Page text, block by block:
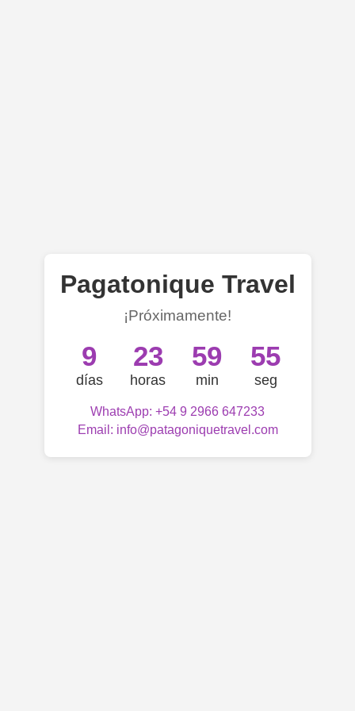
Pagatonique Travel
¡Próximamente!
9
días
23
horas
59
min
55
seg
WhatsApp: +54 9 2966 647233
Email: info@patagoniquetravel.com